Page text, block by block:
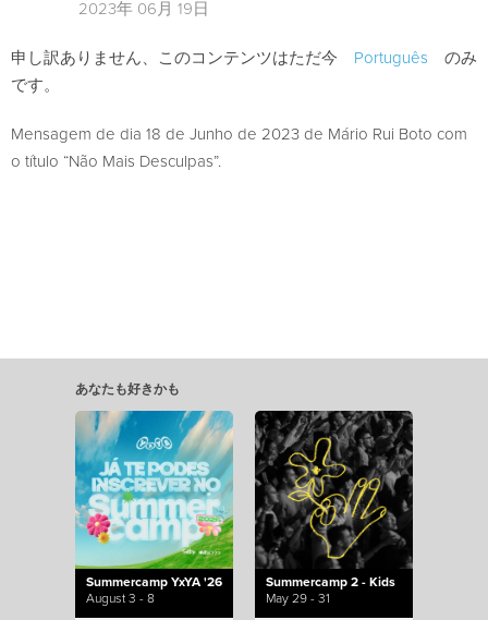
2023年 06月 19日
申し訳ありません、このコンテンツはただ今 Português のみ
です。
Mensagem de dia 18 de Junho de 2023 de Mário Rui Boto com
o título “Não Mais Desculpas”.
あなたも好きかも
Summercamp YxYA '26
August 3 - 8
Summercamp 2 - Kids
May 29 - 31